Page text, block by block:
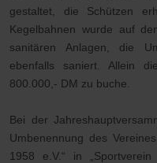
gestaltet, die Schützen
Kegelbahnen wurde auf
sanitären Anlagen, die
ebenfalls saniert. Allein
800.000,- DM zu buche.
Bei der
Umbenennung des
1958 e.V.“ in